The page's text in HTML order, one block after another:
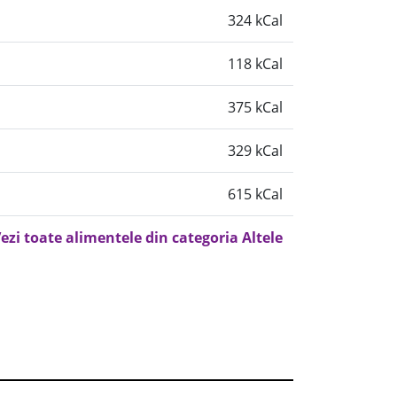
324 kCal
118 kCal
375 kCal
329 kCal
615 kCal
toate alimentele din categoria Altele